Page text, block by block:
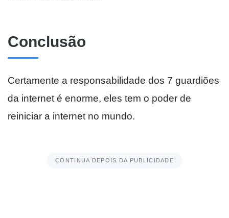
Conclusão
Certamente a responsabilidade dos 7 guardiões
da internet é enorme, eles tem o poder de
reiniciar a internet no mundo.
CONTINUA DEPOIS DA PUBLICIDADE